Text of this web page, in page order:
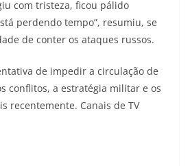
com tristeza, ficou pálido
perdendo tempo”, resumiu, se
de conter os ataques russos.
de impedir a circulação de
conflitos, a estratégia militar e os
recentemente. Canais de TV